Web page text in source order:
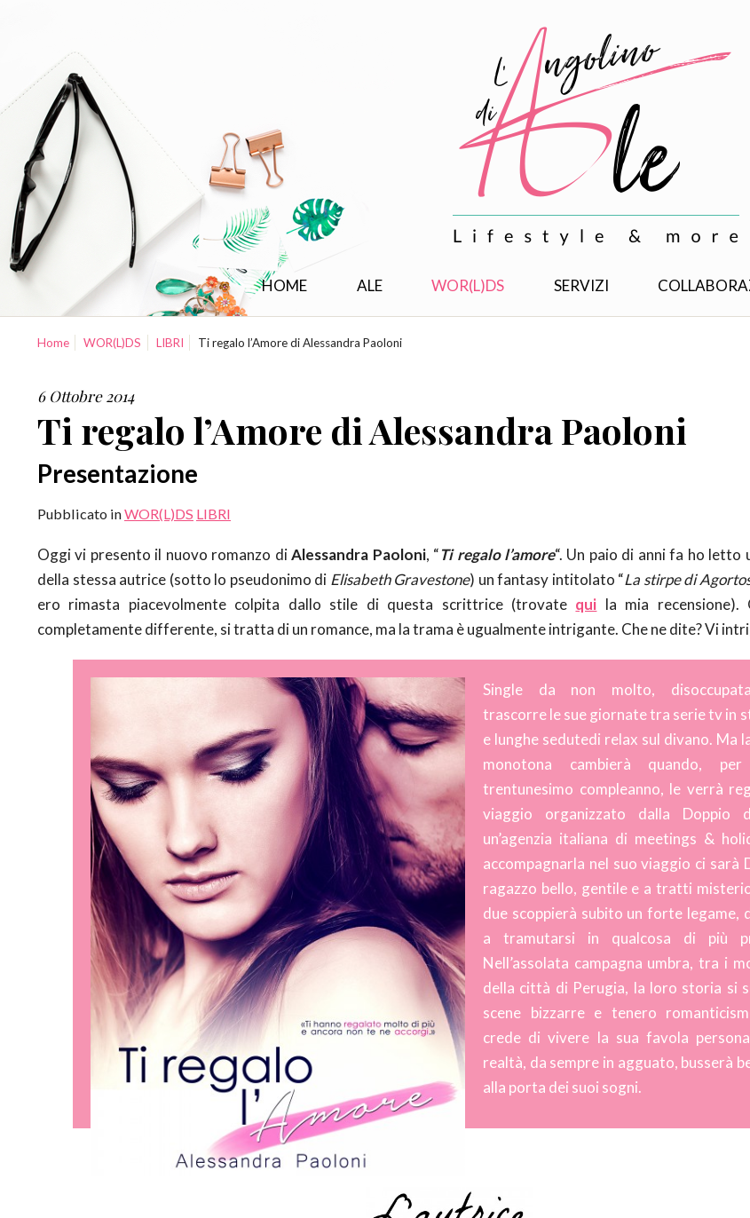
HOME ALE WOR(L)DS SERVIZI
Home WOR(L)DS LIBRI Ti regalo l’Amore di Alessandra Paoloni
6 Ottobre 2014
Ti regalo l’Amore di Alessandra Paoloni
Presentazione
Pubblicato inWOR(L)DS LIBRI
Oggi vi presento il nuovo romanzo diAlessandra Paoloni, “Ti regalo l’amore“. Un paio di anni fa ho letto
della stessa autrice (sotto lo pseudonimo di Elisabeth Gravestone) un fantasy intitolato “La stirpe di
ero rimasta piacevolmente colpita dallo stile di questa scrittrice (trovate qui la mia
completamente differente, si tratta di un romance, ma la trama è ugualmente intrigante. Che ne dite? Vi
Single da non molto,
trascorre le sue giornate tra serie tv in
e lunghe sedutedi relax sul divano. Ma
monotona cambierà quando,
trentunesimo compleanno, le verrà
viaggio organizzato dalla Doppio
un’agenzia italiana di meetings &
accompagnarla nel suo viaggio ci sarà
ragazzo bello, gentile e a tratti
due scoppierà subito un forte legame,
a tramutarsi in qualcosa di più
Nell’assolata campagna umbra, tra i
della città di Perugia, la loro storia si
scene bizzarre e tenero
crede di vivere la sua favola
realtà, da sempre in agguato, busserà
alla porta dei suoi sogni.